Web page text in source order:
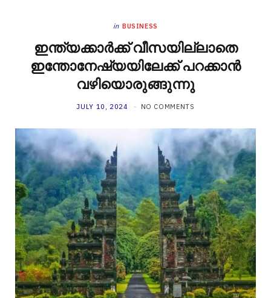
in BUSINESS
ഇന്ത്യക്കാര്‍ക്ക് വീസയില്ലാതെ
ഇന്തോനേഷ്യയിലേക്ക് പറക്കാന്‍
വഴിയൊരുങ്ങുന്നു
JULY 10, 2024 NO COMMENTS